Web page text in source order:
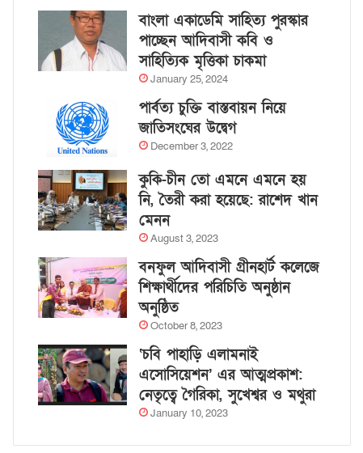
বাংলা একাডেমি সাহিত্য পুরস্কার
পাচ্ছেন আদিবাসী কবি ও
সাহিত্যিক মৃত্তিকা চাকমা
January 25, 2024
পার্বত্য চুক্তি বাস্তবায়ন নিয়ে
জাতিসংঘের উদ্বেগ
December 3, 2022
কুকি-চীন তো এমনে এমনে হয়
নি, তৈরী করা হয়েছে: রাশেদ খান
মেনন
August 3, 2023
বনফুল আদিবাসী গ্রীনহার্ট কলেজে
শিক্ষার্থীদের পরিচিতি অনুষ্ঠান
অনুষ্ঠিত
October 8, 2023
‘চবি পাহাড়ি এলামনাই
এসোসিয়েশন’ এর আত্মপ্রকাশ:
নেতৃত্বে গৈরিকা, সুখেশ্বর ও মথুরা
January 10, 2023